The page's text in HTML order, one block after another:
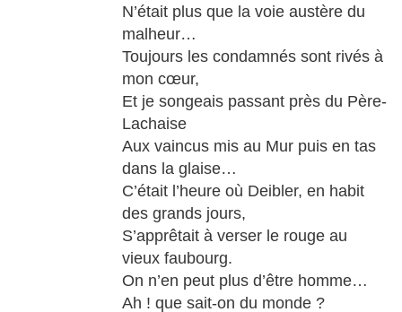
N’était plus que la voie austère du
malheur…
Toujours les condamnés sont rivés à
mon cœur,
Et je songeais passant près du Père-
Lachaise
Aux vaincus mis au Mur puis en tas
dans la glaise…
C’était l’heure où Deibler, en habit
des grands jours,
S’apprêtait à verser le rouge au
vieux faubourg.
On n’en peut plus d’être homme…
Ah ! que sait-on du monde ?